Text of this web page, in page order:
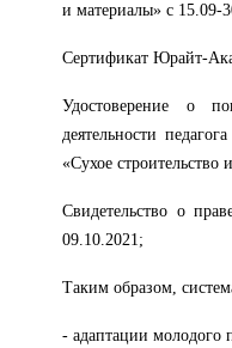
и материалы» с 15.09-
Сертификат Юрайт-
Удостоверение о
деятельности
«Сухое строительство
Свидетельство о
09.10.2021;
Таким образом,
- адаптации молодого